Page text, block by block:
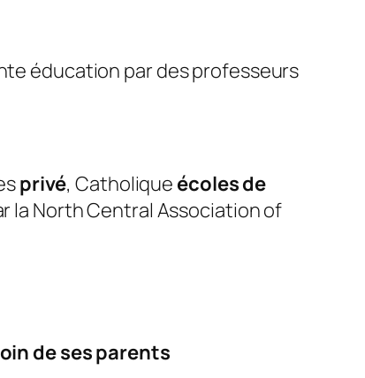
éducation par des professeurs
privé, Catholique écoles de
la North Central Association of
de ses parents